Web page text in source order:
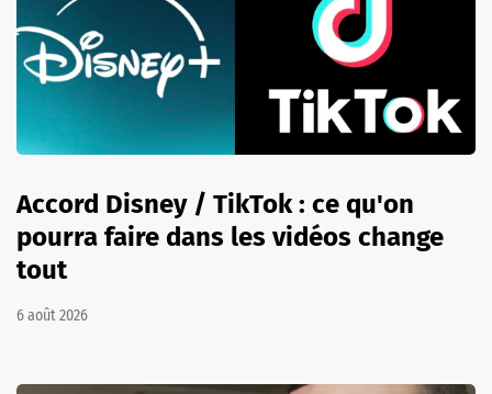
Accord Disney / TikTok : ce qu'on
pourra faire dans les vidéos change
tout
6 août 2026